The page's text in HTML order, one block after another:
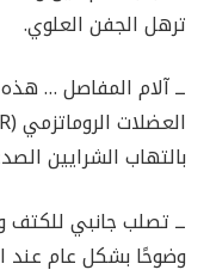
ترهل الجفن العلوي.
ــ آلام المفاصل …
بالتهاب الشرايين
ــ تصلب جانبي للكتف
وضوحًا بشكل عام عند